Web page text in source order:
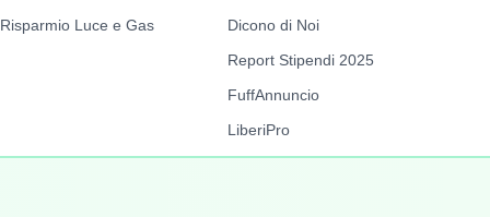
Risparmio Luce e Gas
Dicono di Noi
Report Stipendi 2025
FuffAnnuncio
LiberiPro